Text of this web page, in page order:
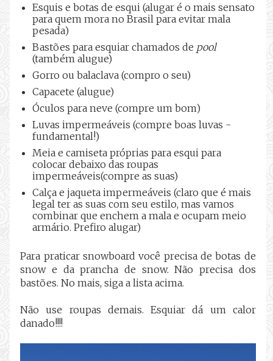
Esquis e botas de esqui (alugar é o mais sensato
para quem mora no Brasil para evitar mala
pesada)
Bastões para esquiar chamados de pool
(também alugue)
Gorro ou balaclava (compro o seu)
Capacete (alugue)
Óculos para neve (compre um bom)
Luvas impermeáveis (compre boas luvas -
fundamental!)
Meia e camiseta próprias para esqui para
colocar debaixo das roupas
impermeáveis(compre as suas)
Calça e jaqueta impermeáveis (claro que é mais
legal ter as suas com seu estilo, mas vamos
combinar que enchem a mala e ocupam meio
armário. Prefiro alugar)
Para praticar snowboard você precisa de botas de
snow e da prancha de snow. Não precisa dos
bastões. No mais, siga a lista acima.
Não use roupas demais. Esquiar dá um calor
danado!!!!